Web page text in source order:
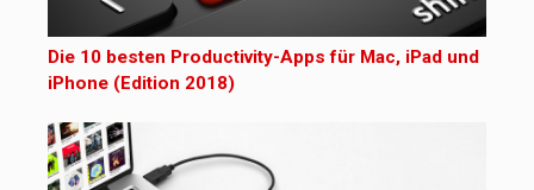
Die 10 besten Productivity-Apps für Mac, iPad und
iPhone (Edition 2018)